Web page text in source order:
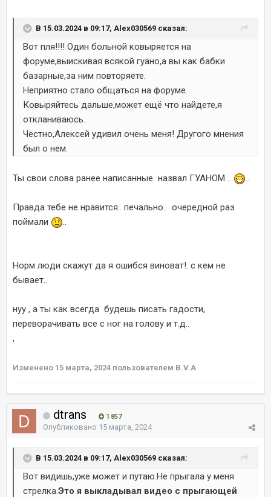
В 15.03.2024 в 09:17, Alex030569 сказал:
Вот пля!!!! Один больной ковыряется на
форуме,выискивая всякой гуано,а вы как бабки
базарные,за ним повторяете.
Неприятно стало общаться на форуме.
Ковыряйтесь дальше,может ещё что найдете,я
откланиваюсь.
Честно,Алексей удивил очень меня! Другого мнения
был о нем.
Ты свои слова ранее написанные назвал ГУАНОМ .. ..
Правда тебе не нравится.. печально.. очередной раз
поймали
..
Норм люди скажут да я ошибся виноват!. с кем не
бывает..
нуу , а ты как всегда будешь писать гадости,
переворачивать все с ног на голову и т.д..
,
Изменено 15 марта, 2024 пользователем B.V.A
dtrans 1 857
Опубликовано 15 марта, 2024
В 15.03.2024 в 09:17, Alex030569 сказал:
Вот видишь,уже может и путаю.Не прыгала у меня
стрелка.Это я выкладывал видео с прыгающей